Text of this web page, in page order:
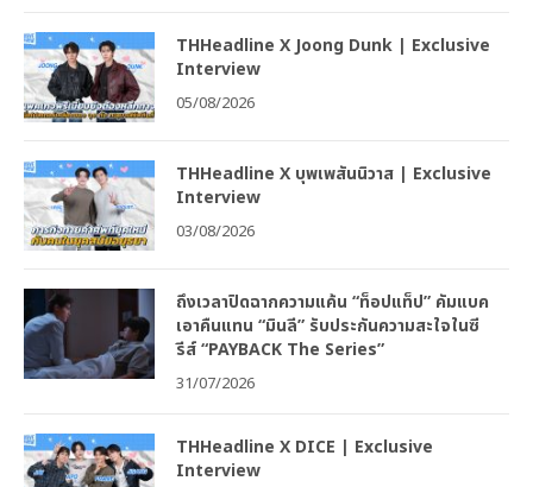
THHeadline X Joong Dunk | Exclusive
Interview
05/08/2026
THHeadline X บุพเพสันนิวาส | Exclusive
Interview
03/08/2026
ถึงเวลาปิดฉากความแค้น “ท็อปแท็ป” คัมแบค
เอาคืนแทน “มินลี” รับประกันความสะใจในซี
รีส์ “PAYBACK The Series”
31/07/2026
THHeadline X DICE | Exclusive
Interview